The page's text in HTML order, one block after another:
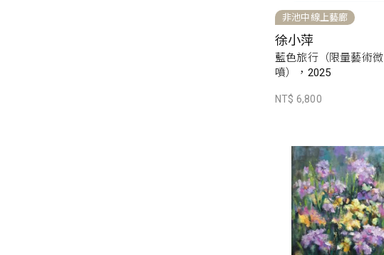
非池中線上藝廊
徐小萍
藍色旅行（限量藝術微
噴），2025
NT$ 6,800